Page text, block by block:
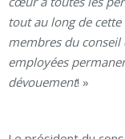
tout au long de
membres du conseil
employées
dévouement! »